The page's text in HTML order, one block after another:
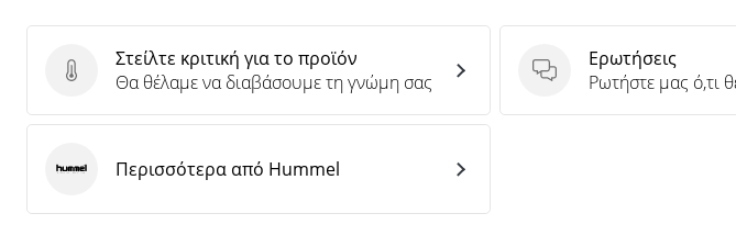
Στείλτε κριτική για το προϊόν
Στείλτε κριτική για το προϊόν
Θα θέλαμε να διαβάσουμε τη γνώμη σας
Ερωτήσεις
Ερωτήσεις
Ρωτήστε μας ό,τι
HummelΠερισσότερα από Hummel